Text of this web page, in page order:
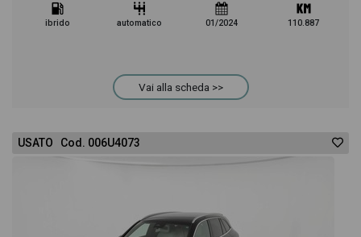
ibrido automatico 01/2024 110.887
Vai alla scheda >>
USATO Cod. 006U4073